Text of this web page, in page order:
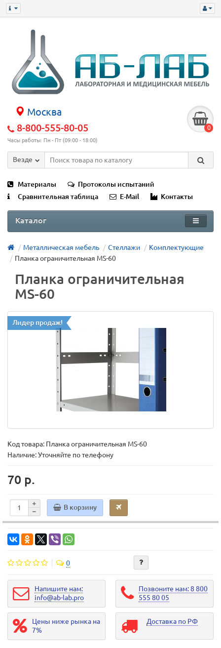
Москва
8-800-555-80-05
Часы работы: Пн - Пт (09:00 - 18:00)
0
Везде
Материалы
Протоколы испытаний
Сравнительная таблица
E-Mail Контакты
Каталог
Металлическая мебель Стеллажи
Комплектующие
Планка ограничительная MS-60
Планка ограничительная
MS-60
Лидер продаж!
Код товара: Планка ограничительная MS-60
Наличие: Уточняйте по телефону
70 р.
В корзину
0
Напишите нам:
info@ab-lab.pro
Позвоните нам: 8 800
555 80 05
Цены ниже рынка на
7%
Доставка по РФ